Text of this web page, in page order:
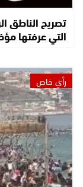
تصريح الناطق
التي عرفتها
رأي خاص